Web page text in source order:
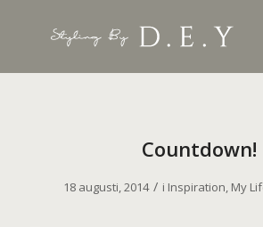
Countdown!
18 augusti, 2014 / i Inspiration, My